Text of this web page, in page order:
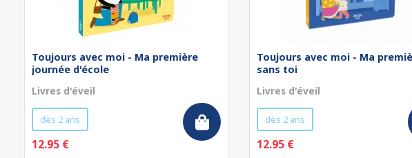
Toujours avec moi - Ma première
journée d'école
Livres d'éveil
dès 2 ans
12.95 €
Toujours avec moi - Ma
sans toi
Livres d'éveil
dès 2 ans
12.95 €